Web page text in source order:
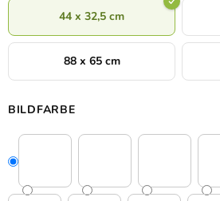
44 x 32,5 cm
88 x 65 cm
BILDFARBE